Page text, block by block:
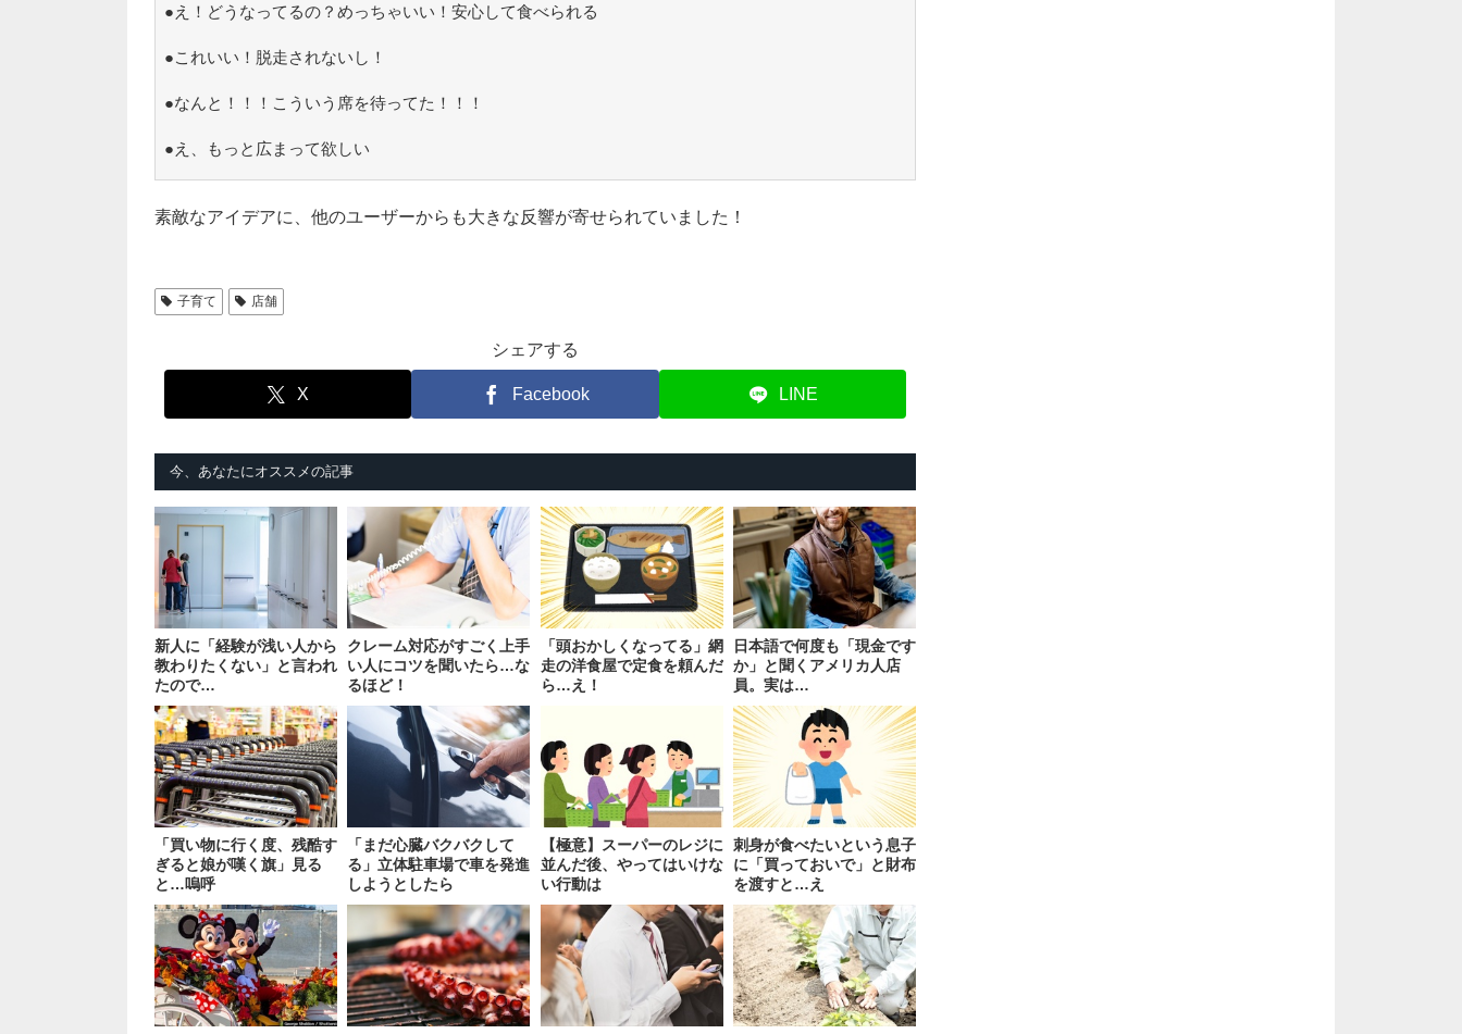
●え！どうなってるの？めっちゃいい！安心して食べられる
●これいい！脱走されないし！
●なんと！！！こういう席を待ってた！！！
●え、もっと広まって欲しい
素敵なアイデアに、他のユーザーからも大きな反響が寄せられていました！
子育て 店舗
シェアする
X Facebook LINE
今、あなたにオススメの記事
新人に「経験が浅い人から
教わりたくない」と言われ
たので…
クレーム対応がすごく上手
い人にコツを聞いたら…な
るほど！
「頭おかしくなってる」網
走の洋食屋で定食を頼んだ
ら…え！
日本語で何度も「現金です
か」と聞くアメリカ人店
員。実は…
「買い物に行く度、残酷す
ぎると娘が嘆く旗」見る
と…嗚呼
「まだ心臓バクバクして
る」立体駐車場で車を発進
しようとしたら
【極意】スーパーのレジに
並んだ後、やってはいけな
い行動は
刺身が食べたいという息子
に「買っておいで」と財布
を渡すと…え